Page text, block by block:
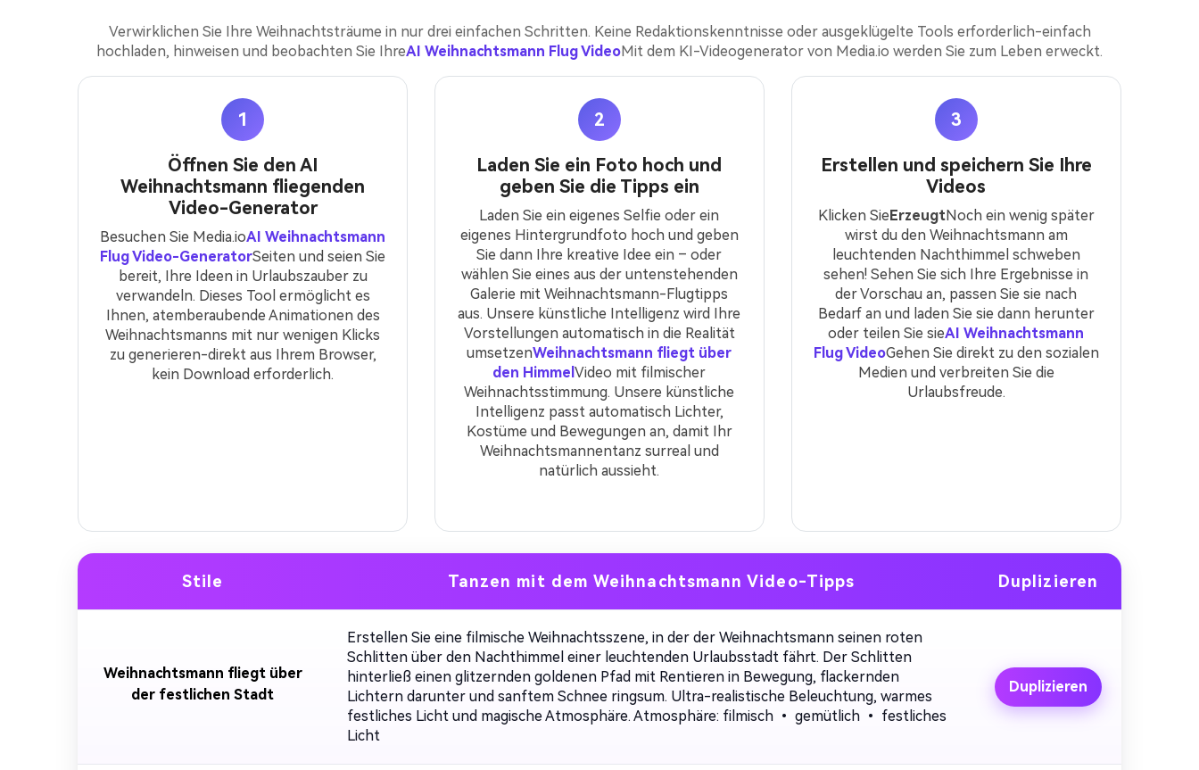
Verwirklichen Sie Ihre Weihnachtsträume in nur drei einfachen Schritten. Keine Redaktionskenntnisse oder ausgeklügelte Tools erforderlich-einfach
hochladen, hinweisen und beobachten Sie IhreAI Weihnachtsmann Flug VideoMit dem KI-Videogenerator von Media.io werden Sie zum Leben erweckt.
1
Öffnen Sie den AI
Weihnachtsmann fliegenden
Video-Generator
Besuchen Sie Media.ioAI Weihnachtsmann
Flug Video-GeneratorSeiten und seien Sie
bereit, Ihre Ideen in Urlaubszauber zu
verwandeln. Dieses Tool ermöglicht es
Ihnen, atemberaubende Animationen des
Weihnachtsmanns mit nur wenigen Klicks
zu generieren-direkt aus Ihrem Browser,
kein Download erforderlich.
2
Laden Sie ein Foto hoch und
geben Sie die Tipps ein
Laden Sie ein eigenes Selfie oder ein
eigenes Hintergrundfoto hoch und geben
Sie dann Ihre kreative Idee ein – oder
wählen Sie eines aus der untenstehenden
Galerie mit Weihnachtsmann-Flugtipps
aus. Unsere künstliche Intelligenz wird Ihre
Vorstellungen automatisch in die Realität
umsetzenWeihnachtsmann fliegt über
den HimmelVideo mit filmischer
Weihnachtsstimmung. Unsere künstliche
Intelligenz passt automatisch Lichter,
Kostüme und Bewegungen an, damit Ihr
Weihnachtsmannentanz surreal und
natürlich aussieht.
3
Erstellen und speichern Sie Ihre
Videos
Klicken SieErzeugtNoch ein wenig später
wirst du den Weihnachtsmann am
leuchtenden Nachthimmel schweben
sehen! Sehen Sie sich Ihre Ergebnisse in
der Vorschau an, passen Sie sie nach
Bedarf an und laden Sie sie dann herunter
oder teilen Sie sieAI Weihnachtsmann
Flug VideoGehen Sie direkt zu den sozialen
Medien und verbreiten Sie die
Urlaubsfreude.
Stile Tanzen mit dem Weihnachtsmann Video-Tipps Duplizieren
Weihnachtsmann fliegt über
der festlichen Stadt
Erstellen Sie eine filmische Weihnachtsszene, in der der Weihnachtsmann seinen roten
Schlitten über den Nachthimmel einer leuchtenden Urlaubsstadt fährt. Der Schlitten
hinterließ einen glitzernden goldenen Pfad mit Rentieren in Bewegung, flackernden
Lichtern darunter und sanftem Schnee ringsum. Ultra-realistische Beleuchtung, warmes
festliches Licht und magische Atmosphäre. Atmosphäre: filmisch • gemütlich • festliches
Licht
Duplizieren